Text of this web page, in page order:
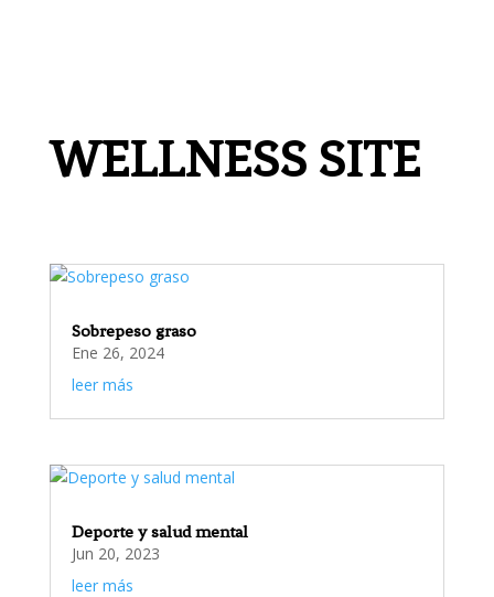
WELLNESS SITE
Sobrepeso graso
Ene 26, 2024
leer más
Deporte y salud mental
Jun 20, 2023
leer más